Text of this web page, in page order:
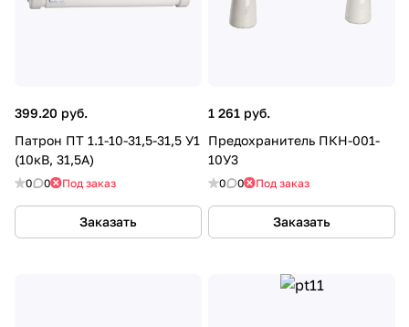
399.20 руб.
Патрон ПТ 1.1-10-31,5-31,5 У1
(10кВ, 31,5А)
0 0 Под заказ
Заказать
1 261 руб.
Предохранитель ПКН-001-
10У3
0 0 Под заказ
Заказать